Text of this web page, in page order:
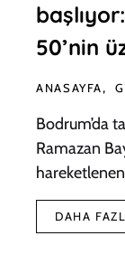
50’nin
ANASAYFA
Bodrum’da
Ramazan
DAHA